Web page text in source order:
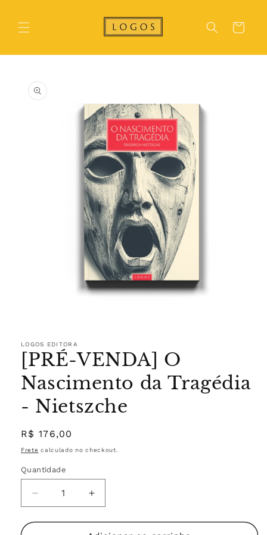
conteúdo
Carrinho
informações
do produto
1
na
janela
modal
LOGOS EDITORA
[PRÉ-VENDA] O
Nascimento da Tragédia
- Nietszche
Preço
normal
R$ 176,00
Frete calculado no checkout.
Quantidade
Diminuir
a
quantidade
Aumentar
a
quantidade